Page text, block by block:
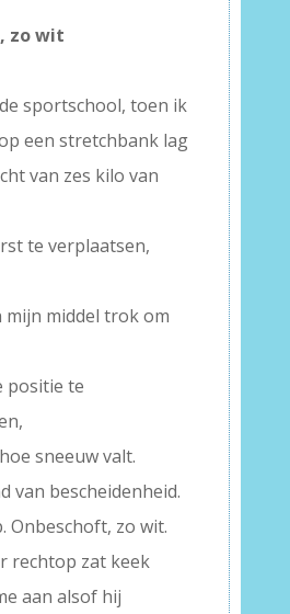
zo wit
sportschool, toen ik
een stretchbank lag
van zes kilo van
te verplaatsen,
mijn middel trok om
positie te
sneeuw valt.
van bescheidenheid.
Onbeschoft, zo wit.
rechtop zat keek
aan alsof hij